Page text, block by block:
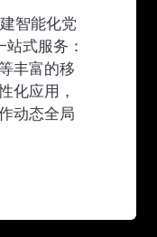
智能化党
式服务：
丰富的移
化应用，
动态全局